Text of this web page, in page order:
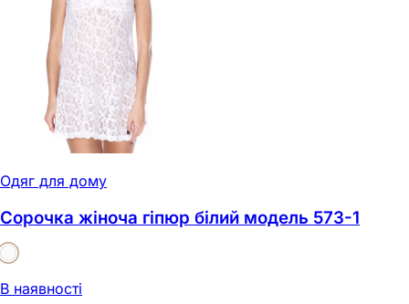
Одяг для дому
Сорочка жіноча гіпюр білий модель 573-1
В наявності